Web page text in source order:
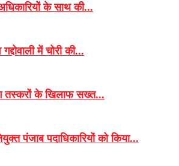
के साथ की...
में चोरी की...
तस्करों के खिलाफ सख्त...
पंजाब पदाधिकारियों को किया...